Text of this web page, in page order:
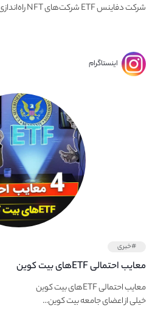
شرکت دفاینس ETF شرکت‌های NFT راه‌اندازی می‌کند به...
اینستاگرام
#خبری
معایب احتمالی ETF‌های بیت کوین
معایب احتمالی ETF‌های بیت کوین
خیلی از اعضای جامعه بیت کوین...